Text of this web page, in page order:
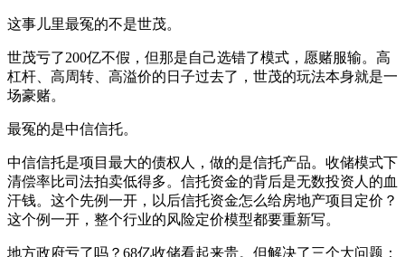
这事儿里最冤的不是世茂。
世茂亏了200亿不假，但那是自己选错了模式，愿赌服输。高
杠杆、高周转、高溢价的日子过去了，世茂的玩法本身就是一
场豪赌。
最冤的是中信信托。
中信信托是项目最大的债权人，做的是信托产品。收储模式下
清偿率比司法拍卖低得多。信托资金的背后是无数投资人的血
汗钱。这个先例一开，以后信托资金怎么给房地产项目定价？
这个例一开，整个行业的风险定价模型都要重新写。
地方政府亏了吗？68亿收储看起来贵。但解决了三个大问题：